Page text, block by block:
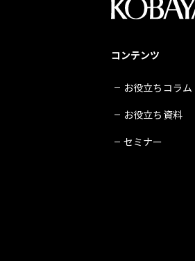
コンテンツ
お役立ちコラム
お役立ち資料
セミナー